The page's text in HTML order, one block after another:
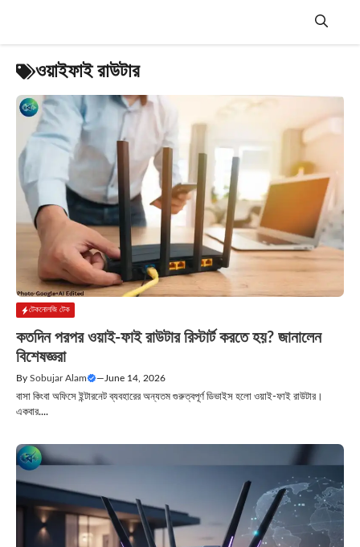
Menu
ওয়াইফাই রাউটার
টেকনোলজি টেক
কতদিন পরপর ওয়াই-ফাই রাউটার রিস্টার্ট করতে হয়? জানালেন
বিশেষজ্ঞরা
By Sobujar Alam — June 14, 2026
বাসা কিংবা অফিসে ইন্টারনেট ব্যবহারের অন্যতম গুরুত্বপূর্ণ ডিভাইস হলো ওয়াই-ফাই রাউটার।
একবার....